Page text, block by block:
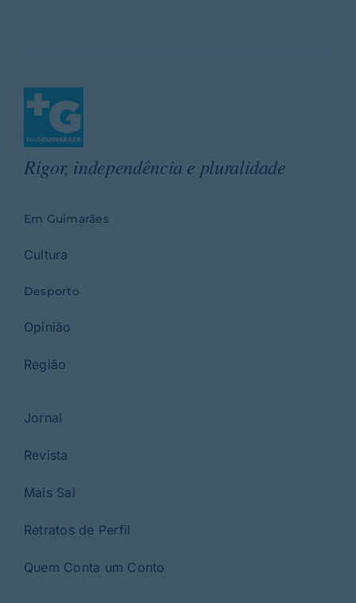
Rigor, independência e pluralidade
Em Guimarães
Cultura
Desporto
Opinião
Região
Jornal
Revista
Mais Sal
Retratos de Perfil
Quem Conta um Conto